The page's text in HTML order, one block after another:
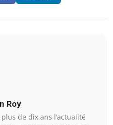
Roy
de dix ans l’actualité